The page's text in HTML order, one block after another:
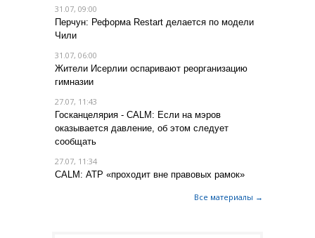
31.07, 09:00
Перчун: Реформа Restart делается по модели
Чили
31.07, 06:00
Жители Исерлии оспаривают реорганизацию
гимназии
27.07, 11:43
Госканцелярия - CALM: Если на мэров
оказывается давление, об этом следует
сообщать
27.07, 11:34
CALM: АТР «проходит вне правовых рамок»
Все материалы →